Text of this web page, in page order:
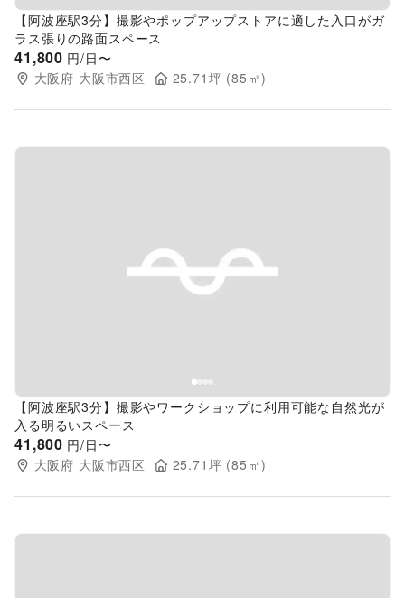
【阿波座駅3分】撮影やポップアップストアに適した入口がガ
ラス張りの路面スペース
41,800 円/日〜
大阪府 大阪市西区 25.71 坪 (85 ㎡)
Previous slide
【阿波座駅3分】撮影やワークショップに利用可能な自然光が
入る明るいスペース
41,800 円/日〜
大阪府 大阪市西区 25.71 坪 (85 ㎡)